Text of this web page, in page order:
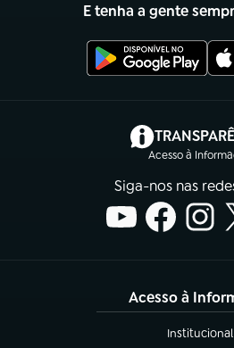
E tenha a gente
Acesso à
Siga-nos nas
Acesso à
Institucional
(abre em